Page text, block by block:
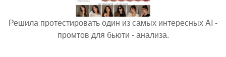
Решила протестировать один из самых интересных AI -
промтов для бьюти - анализа.